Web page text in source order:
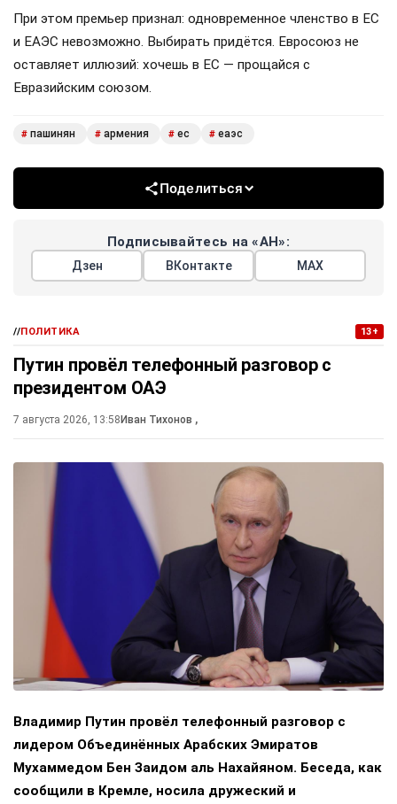
При этом премьер признал: одновременное членство в ЕС
и ЕАЭС невозможно. Выбирать придётся. Евросоюз не
оставляет иллюзий: хочешь в ЕС — прощайся с
Евразийским союзом.
# пашинян # армения # ес # еаэс
Поделиться
Подписывайтесь на «АН»:
Дзен ВКонтакте МАХ
//ПОЛИТИКА 13+
Путин провёл телефонный разговор с
президентом ОАЭ
7 августа 2026, 13:58 Иван Тихонов ,
Владимир Путин провёл телефонный разговор с
лидером Объединённых Арабских Эмиратов
Мухаммедом Бен Заидом аль Нахайяном. Беседа, как
сообщили в Кремле, носила дружеский и